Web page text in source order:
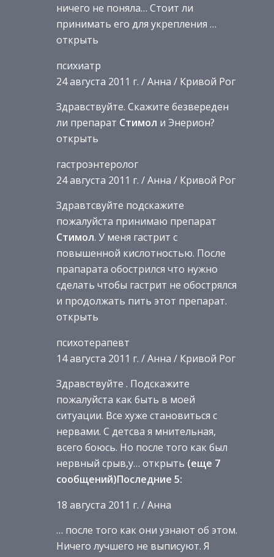
ничего не поняла… Стоит ли
принимать его для укрепления …
открыть
психиатр
24 августа 2011 г. / Анна / Кривой Рог
Здравствуйте. Скажите безвереден
ли препарат Стимол и Энерион?
открыть
гастроэнтеролог
24 августа 2011 г. / Анна / Кривой Рог
Здравтсвуйте подскажите
пожалуйста принимаю препарат
Стимол. У меня гастрит с
повышенной кислотностью. После
прапарата обострился что нужно
сделать чтобы гастрит не обострялся
и продолжать пить этот препарат.
открыть
психотерапевт
14 августа 2011 г. / Анна / Кривой Рог
Здравствуйте . Подскажите
пожалуйста как быть в моей
ситуации. Все хуже становиться с
нервами. С детсва я мнительная,
всего боюсь. Но после того как был
нервный срыв,у… открыть (еще 7
сообщений)Последние 5:
18 августа 2011 г. / Анна
… после того как они узнают об этом.
Ничего лучшего не выписуют. Я